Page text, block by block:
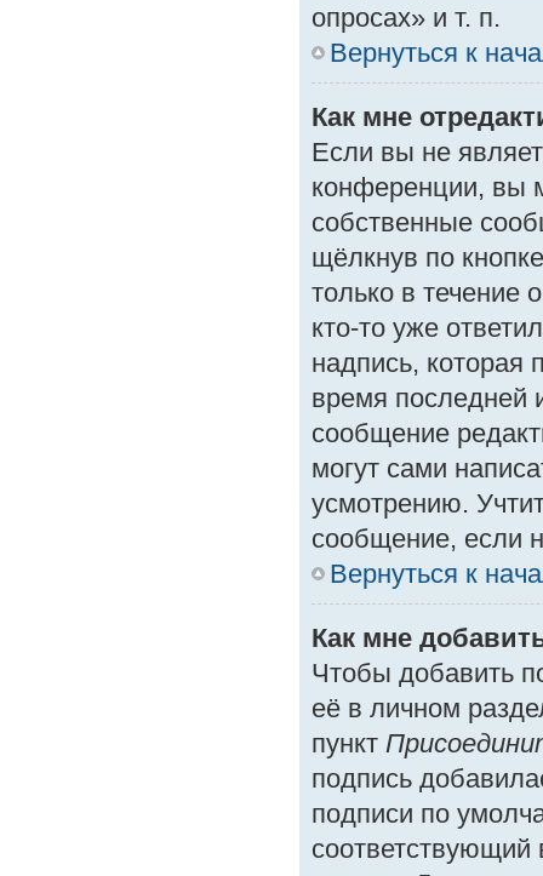
опросах» и т. п.
Вернуться к
Как мне
Если вы не
конференции, вы
собственные
щёлкнув по
только в течение
кто-то уже
надпись, которая
время последней
сообщение
могут сами
усмотрению.
сообщение, если
Вернуться к
Как мне
Чтобы добавить
её в личном
пункт
подпись
подписи по